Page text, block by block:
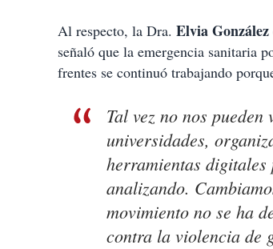
Al respecto, la Dra. Elvia
señaló que la emergencia sanitaria
frentes se continuó trabajando
Tal vez no nos
universidades,
herramientas
analizando.
movimiento no se ha
contra la violencia de